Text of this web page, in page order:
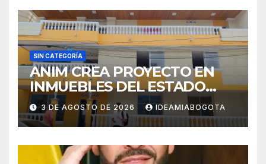
SIN CATEGORÍA
ANIM CREA PROYECTO EN
INMUEBLES DEL ESTADO
PARA VIVIENDA A MADRES
CABEZA DE FAMILIA
3 DE AGOSTO DE 2026 IDEAMIABOGOTA